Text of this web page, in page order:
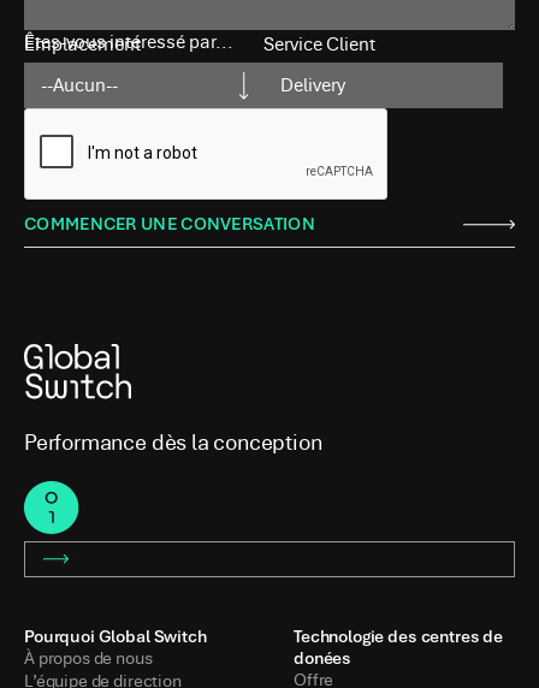
Êtes-vous intéressé par...
Emplacement Service Client
Performance dès la conception
Pourquoi Global Switch
À propos de nous
L’équipe de direction
Technologie des centres de
donées
Offre